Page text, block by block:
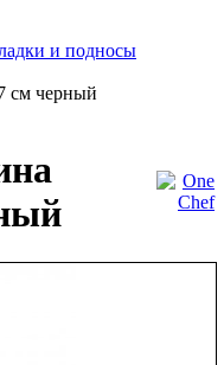
и подносы
см черный